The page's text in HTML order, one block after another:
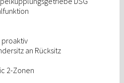
proaktiv
an Rücksitz
2-Zonen